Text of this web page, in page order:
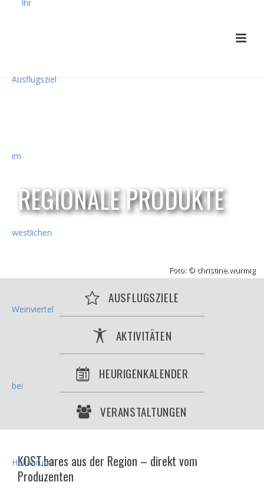
REGIONALE PRODUKTE
Foto: © christine.wurmig
AUSFLUGSZIELE
AKTIVITÄTEN
HEURIGENKALENDER
VERANSTALTUNGEN
KOST.bares aus der Region – direkt vom
Produzenten